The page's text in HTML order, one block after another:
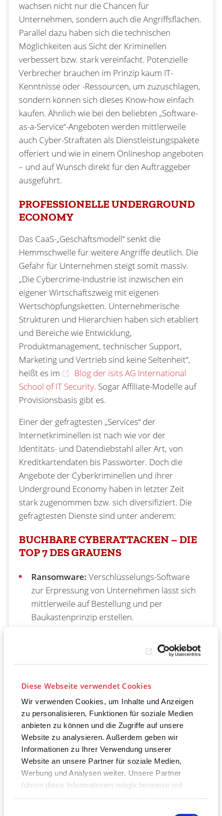
Diese Webseite verwendet Cookies
Wir verwenden Cookies, um Inhalte und Anzeigen
zu personalisieren, Funktionen für soziale Medien
anbieten zu können und die Zugriffe auf unsere
Website zu analysieren. Außerdem geben wir
Informationen zu Ihrer Verwendung unserer
Website an unsere Partner für soziale Medien,
Werbung und Analysen weiter. Unsere Partner
führen diese Informationen möglicherweise mit
wachsen nicht nur die Chancen für
Unternehmen, sondern auch die Angriffsflächen.
Parallel dazu haben sich die technischen
Möglichkeiten aus Sicht der Kriminellen
verbessert bzw. stark vereinfacht. Potenzielle
Verbrecher brauchen im Prinzip kaum IT-
Kenntnisse oder -Ressourcen, um zuzuschlagen,
sondern können sich dieses Know-how einfach
kaufen. Ähnlich wie bei den beliebten „Software-
as-a-Service“-Angeboten werden mittlerweile
auch Cyber-Straftaten als Dienstleistungspakete
offeriert und wie in einem Onlineshop angeboten
– und auf Wunsch direkt für den Auftraggeber
ausgeführt.
PROFESSIONELLE UNDERGROUND
ECONOMY
Das CaaS-„Geschäftsmodell“ senkt die
Hemmschwelle für weitere Angriffe deutlich. Die
Gefahr für Unternehmen steigt somit massiv.
„Die Cybercrime-Industrie ist inzwischen ein
eigener Wirtschaftszweig mit eigenen
Wertschöpfungsketten. Unternehmerische
Strukturen und Hierarchien haben sich etabliert
und Bereiche wie Entwicklung,
Produktmanagement, technischer Support,
Marketing und Vertrieb sind keine Seltenheit“,
heißt es im
Blog der isits AG International
School of IT Security. Sogar Affiliate-Modelle auf
Provisionsbasis gibt es.
Einer der gefragtesten „Services“ der
Internetkriminellen ist nach wie vor der
Identitäts- und Datendiebstahl aller Art, von
Kreditkartendaten bis Passwörter. Doch die
Angebote der Cyberkriminellen und ihrer
Underground Economy haben in letzter Zeit
stark zugenommen bzw. sich diversifiziert. Die
gefragtesten Dienste sind unter anderem:
BUCHBARE CYBERATTACKEN – DIE
TOP 7 DES GRAUENS
Ransomware: Verschlüsselungs-Software
zur Erpressung von Unternehmen lässt sich
mittlerweile auf Bestellung und per
Baukastenprinzip erstellen.
Wunsch passende Schadsoftware, welche
Überlastung in die Knie zu zwingen, gibt es
schon länger, sie werden aber immer
schlagkräftiger – und lassen sich leicht per
CaaS beauftragen.
Botnetzwerkewerden per CaaS vermietet
und sind mit bis zu Hunderttausenden